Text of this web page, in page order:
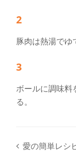
2
豚肉は熱湯でゆ
3
ボールに調味料
る。
愛の簡単レシ